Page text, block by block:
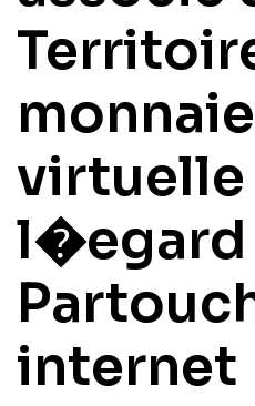
monnaie
virtuelle
l�egard
internet